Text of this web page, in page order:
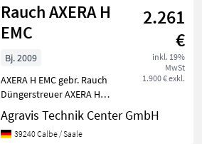
Rauch AXERA H
EMC
2.261
€
inkl. 19%
MwSt
1.900 € exkl.
Bj. 2009
AXERA H EMC gebr. Rauch
Düngerstreuer AXERA H
EMC hydr. Antrieb Isobus
ohne separates Display
Plane Düngung und
Agravis Technik Center GmbH
39240 Calbe / Saale